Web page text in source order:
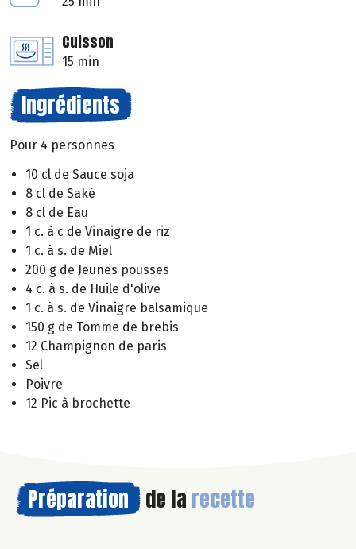
Cuisson
15 min
Ingrédients
Pour 4 personnes
10 cl de Sauce soja
8 cl de Saké
8 cl de Eau
1 c. à c de Vinaigre de riz
1 c. à s. de Miel
200 g de Jeunes pousses
4 c. à s. de Huile d'olive
1 c. à s. de Vinaigre balsamique
150 g de Tomme de brebis
12 Champignon de paris
Sel
Poivre
12 Pic à brochette
Préparation de la recette